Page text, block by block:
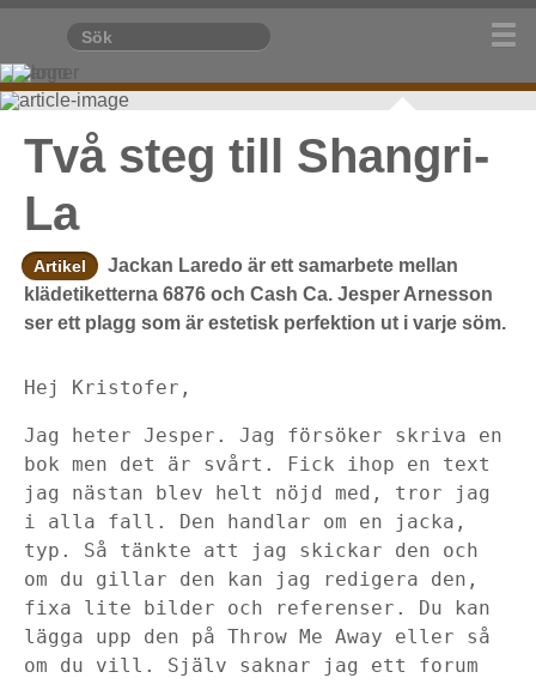
Två steg till Shangri-
La
Artikel
Jackan Laredo är ett samarbete mellan
klädetiketterna 6876 och Cash Ca. Jesper Arnesson
ser ett plagg som är estetisk perfektion ut i varje söm.
Hej Kristofer,
Jag heter Jesper. Jag försöker skriva en
bok men det är svårt. Fick ihop en text
jag nästan blev helt nöjd med, tror jag
i alla fall. Den handlar om en jacka,
typ. Så tänkte att jag skickar den och
om du gillar den kan jag redigera den,
fixa lite bilder och referenser. Du kan
lägga upp den på Throw Me Away eller så
om du vill. Själv saknar jag ett forum